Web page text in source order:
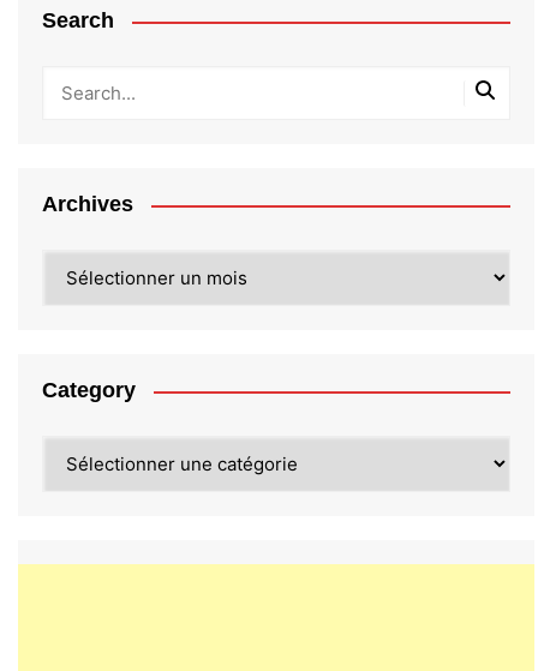
Search
Archives
Category